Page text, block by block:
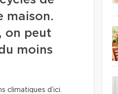
maison.
on peut
moins
climatiques d’ici.